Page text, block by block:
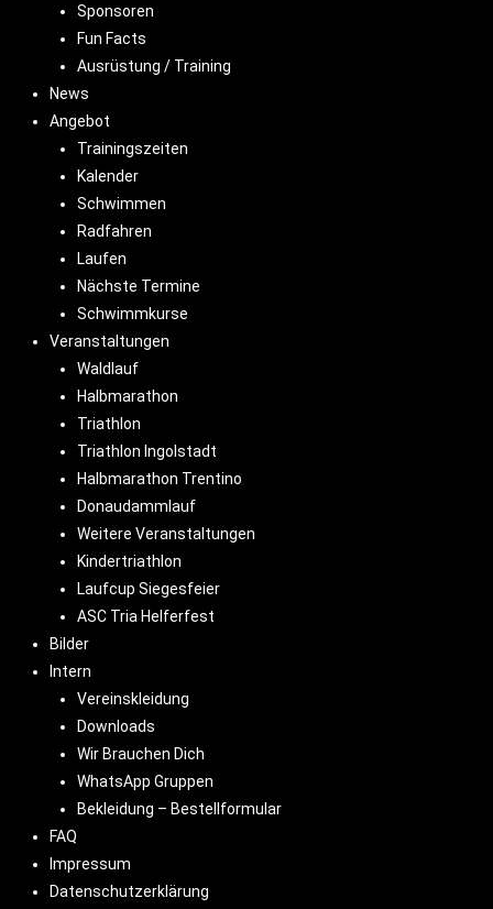
Sponsoren
Fun Facts
Ausrüstung / Training
News
Angebot
Trainingszeiten
Kalender
Schwimmen
Radfahren
Laufen
Nächste Termine
Schwimmkurse
Veranstaltungen
Waldlauf
Halbmarathon
Triathlon
Triathlon Ingolstadt
Halbmarathon Trentino
Donaudammlauf
Weitere Veranstaltungen
Kindertriathlon
Laufcup Siegesfeier
ASC Tria Helferfest
Bilder
Intern
Vereinskleidung
Downloads
Wir Brauchen Dich
WhatsApp Gruppen
Bekleidung – Bestellformular
FAQ
Impressum
Datenschutzerklärung